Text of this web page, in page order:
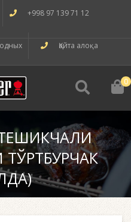
+998 97 139 71 12
Қайта алоқа
0
ТЎРТБУРЧАК